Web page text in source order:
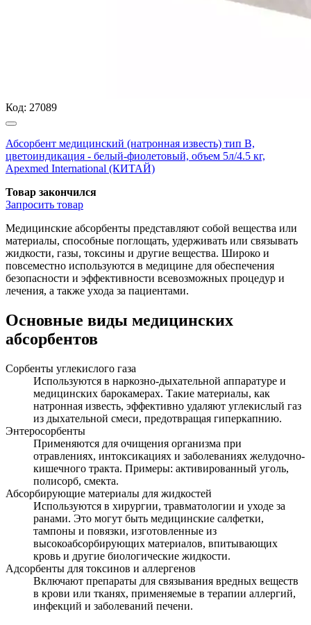
Код: 27089
Абсорбент медицинский (натронная известь) тип В,
цветоиндикация - белый-фиолетовый, объем 5л/4.5 кг,
Apexmed International (КИТАЙ)
Товар закончился
Запросить товар
Медицинские абсорбенты представляют собой вещества или
материалы, способные поглощать, удерживать или связывать
жидкости, газы, токсины и другие вещества. Широко и
повсеместно используются в медицине для обеспечения
безопасности и эффективности всевозможных процедур и
лечения, а также ухода за пациентами.
Основные виды медицинских
абсорбентов
Сорбенты углекислого газа
Используются в наркозно-дыхательной аппаратуре и
медицинских барокамерах. Такие материалы, как
натронная известь, эффективно удаляют углекислый газ
из дыхательной смеси, предотвращая гиперкапнию.
Энтеросорбенты
Применяются для очищения организма при
отравлениях, интоксикациях и заболеваниях желудочно-
кишечного тракта. Примеры: активированный уголь,
полисорб, смекта.
Абсорбирующие материалы для жидкостей
Используются в хирургии, травматологии и уходе за
ранами. Это могут быть медицинские салфетки,
тампоны и повязки, изготовленные из
высокоабсорбирующих материалов, впитывающих
кровь и другие биологические жидкости.
Адсорбенты для токсинов и аллергенов
Включают препараты для связывания вредных веществ
в крови или тканях, применяемые в терапии аллергий,
инфекций и заболеваний печени.